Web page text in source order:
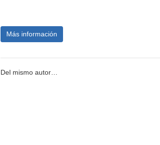
Más información
Del mismo autor…